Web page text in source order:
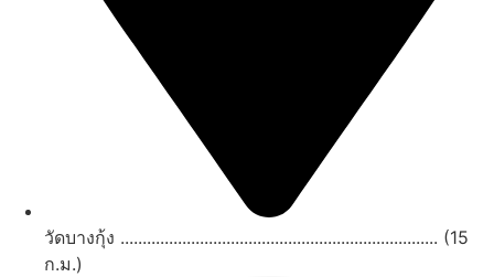
วัดบางกุ้ง ........................................................................ (15
ก.ม.)